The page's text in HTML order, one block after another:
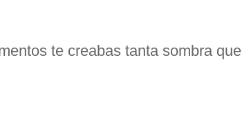
te creabas tanta sombra que